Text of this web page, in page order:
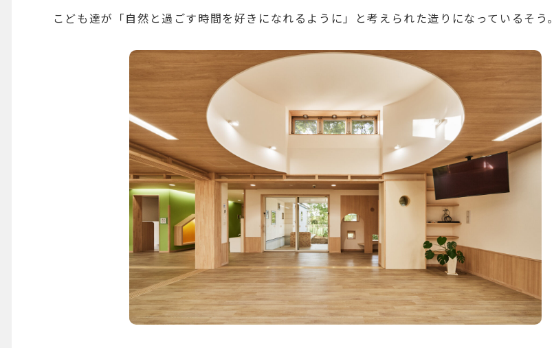
こども達が「自然と過ごす時間を好きになれるように」と考えられた造りになっているそう。